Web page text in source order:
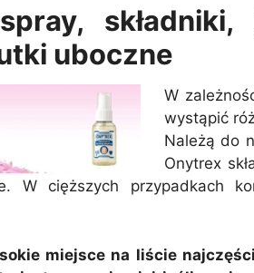
uboczne
W
wystąpić
Należą do
Onytrex
W cięższych przypadkach
miejsce na liście